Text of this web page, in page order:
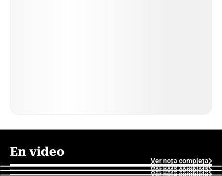
En video
Ver nota completa
Ver nota completa
Ver nota completa
Ver nota completa